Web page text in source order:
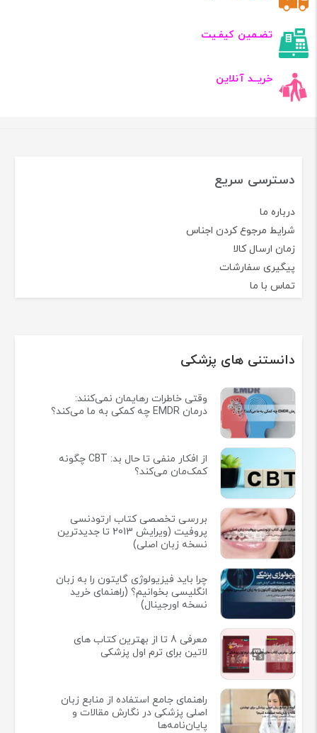
تضـمین کیفـیت
خریــد آنلاین
دسترسی سریع
درباره ما
شرایط مرجوع کردن اجناس
زمان ارسال کالا
پیگیری سفارشات
تماس با ما
دانستنی های پزشکی
وقتی خاطرات رهایمان نمی‌کنند:
درمان EMDR چه کمکی به ما می‌کند؟
از افکار منفی تا حال بد: CBT چگونه
کمک‌مان می‌کند؟
بررسی تخصصی کتاب ارتودنسی
پروفیت (ویرایش 2013 تا جدیدترین
نسخه زبان اصلی)
چرا باید فیزیولوژی گایتون را به زبان
انگلیسی بخوانیم؟ (راهنمای خرید
نسخه اورجینال)
معرفی 8 تا از بهترین کتاب های
لاتین برای ترم اول پزشکی
راهنمای جامع استفاده از منابع زبان
اصلی پزشکی در نگارش مقالات و
پایان‌نامه‌ها